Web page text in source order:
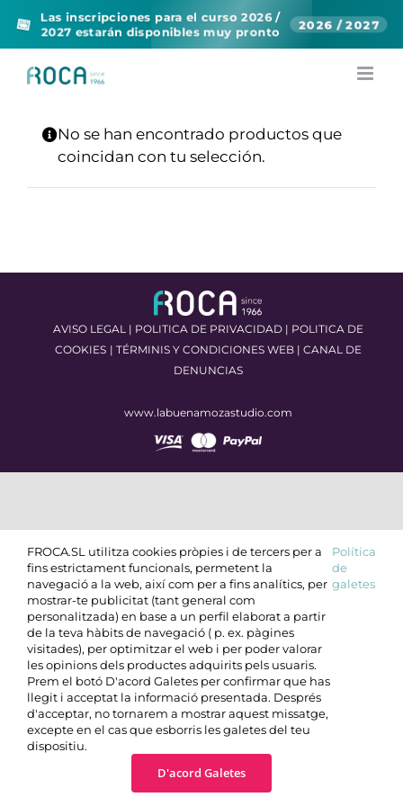
📅
Las inscripciones para el curso 2026 /
2027 estarán disponibles muy pronto
2026 / 2027
No se han encontrado productos que
coincidan con tu selección.
AVISO LEGAL | POLITICA DE PRIVACIDAD| POLITICA DE
COOKIES | TÉRMINIS Y CONDICIONES WEB| CANAL DE
DENUNCIAS
www.labuenamozastudio.com
FROCA.SL utilitza cookies pròpies i de tercers per a
fins estrictament funcionals, permetent la
navegació a la web, així com per a fins analítics, per
mostrar-te publicitat (tant general com
personalitzada) en base a un perfil elaborat a partir
de la teva hàbits de navegació ( p. ex. pàgines
visitades), per optimitzar el web i per poder valorar
les opinions dels productes adquirits pels usuaris.
Prem el botó D'acord Galetes per confirmar que has
llegit i acceptat la informació presentada. Després
d'acceptar, no tornarem a mostrar aquest missatge,
excepte en el cas que esborris les galetes del teu
dispositiu.
Política
de
galetes
D'acord Galetes